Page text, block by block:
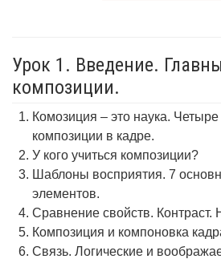
Урок 1. Введение.
композиции.
Комозиция – это наука.
композиции в кадре.
У кого учиться композиции?
Шаблоны восприятия. 7
элементов.
Сравнение свойств. Контраст.
Композиция и компоновка
Связь. Логические и